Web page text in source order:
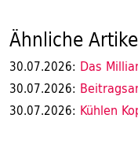
Ähnliche
30.07.2026: Das
30.07.2026:
30.07.2026: Kühlen